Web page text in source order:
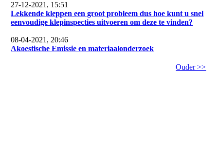
27-12-2021, 15:51
Lekkende kleppen een groot probleem dus hoe kunt u snel
eenvoudige klepinspecties uitvoeren om deze te vinden?
08-04-2021, 20:46
Akoestische Emissie en materiaalonderzoek
Ouder >>